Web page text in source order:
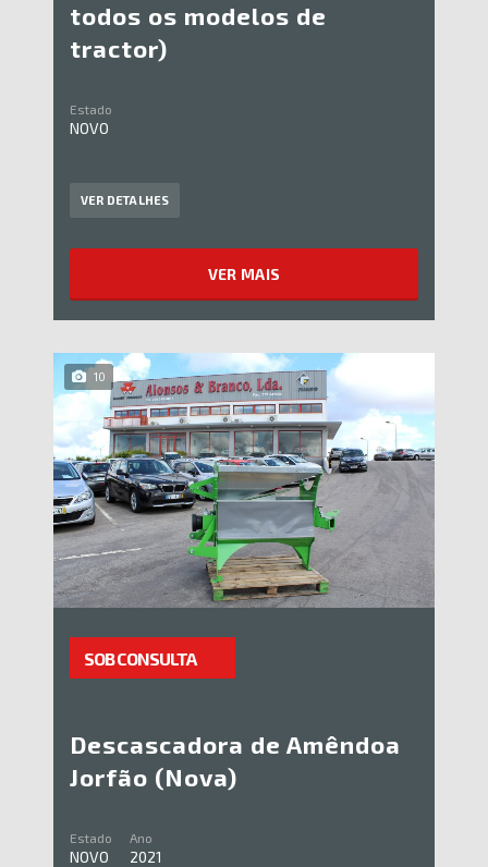
todos os modelos de
tractor)
Estado
NOVO
VER DETALHES
VER MAIS
10
SOB CONSULTA
Descascadora de Amêndoa
Jorfão (Nova)
Estado
NOVO
Ano
2021